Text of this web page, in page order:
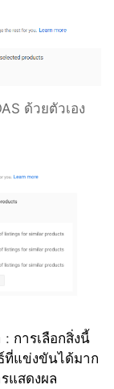
ด้วยตัวเอง
: การเลือกสิ่งนี้
ที่แข่งขันได้มาก
แสดงผล